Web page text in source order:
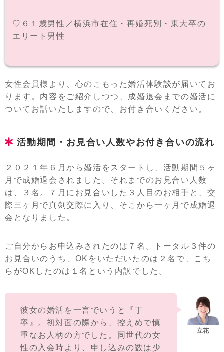
♡６１歳男性／横浜市在住・再婚死別・東大卒の
エリート男性
女性会員様より、心のこもった婚活体験談が届いてお
ります。内容をご紹介しつつ、成婚退会までの婚活に
ついてお話いたしますので、お付き合いください。
活動期間・お見合い人数やお付き合いの流れ
２０２１年６月から婚活をスタートし、活動期間５ヶ
月で成婚退会されました。それまでのお見合い人数
は、３名。７月にお見合いした３人目のお相手と、交
際三ヶ月で真剣交際に入り、そこから一ヶ月で成婚退
会となりました。
ご自分からお申込みされたのは７名。トータル３件の
お見合いのうち、OKをいただいたのは２名で、こち
らがOKしたのは１名という内訳でした。
彼女の婚活を一言でいうと『丁
寧』。初対面の際から、控えめで慎
重なお人柄の方でした。同世代の女
性の入会時より、申し込みの数は少